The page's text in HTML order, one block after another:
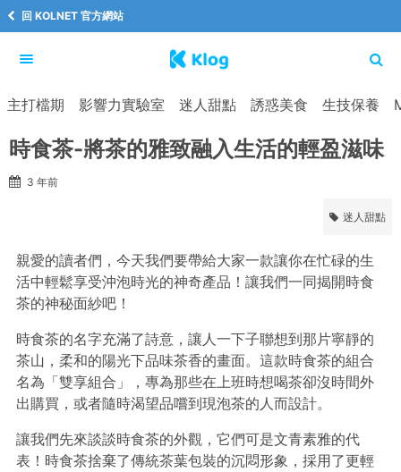
回 KOLNET 官方網站
主打檔期 影響力實驗室 迷人甜點 誘惑美食 生技保養
時食茶-將茶的雅致融入生活的輕盈滋味
3 年前
迷人甜點
親愛的讀者們，今天我們要帶給大家一款讓你在忙碌的生
活中輕鬆享受沖泡時光的神奇產品！讓我們一同揭開時食
茶的神秘面紗吧！
時食茶的名字充滿了詩意，讓人一下子聯想到那片寧靜的
茶山，柔和的陽光下品味茶香的畫面。這款時食茶的組合
名為「雙享組合」，專為那些在上班時想喝茶卻沒時間外
出購買，或者隨時渴望品嚐到現泡茶的人而設計。
讓我們先來談談時食茶的外觀，它們可是文青素雅的代
表！時食茶捨棄了傳統茶葉包裝的沉悶形象，採用了更輕